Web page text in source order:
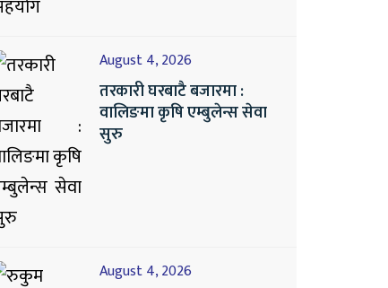
August 4, 2026
तरकारी घरबाटै बजारमा :
वालिङमा कृषि एम्बुलेन्स सेवा
सुरु
August 4, 2026